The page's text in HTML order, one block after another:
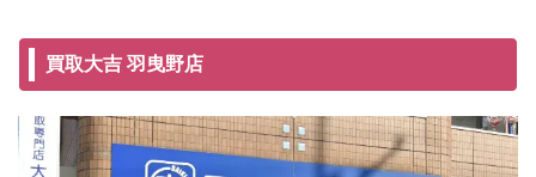
買取大吉 羽曳野店